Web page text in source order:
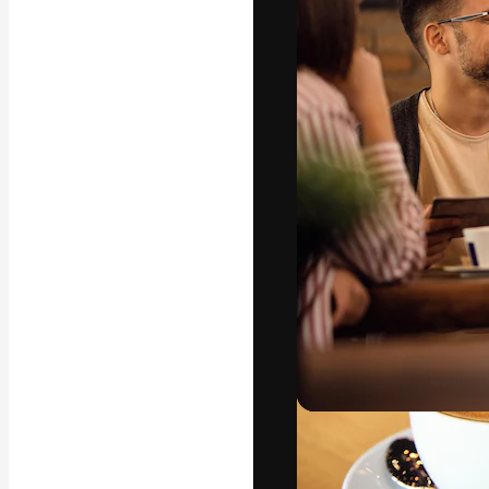
La plataforma
trabajo. Más
entre creativos,
estudios.
Español
Copyright © 2010-